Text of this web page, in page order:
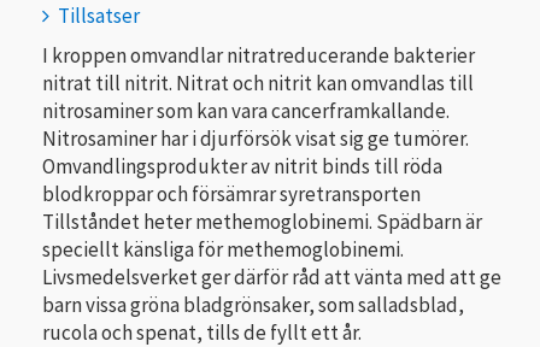
Tillsatser
I kroppen omvandlar nitratreducerande bakterier
nitrat till nitrit. Nitrat och nitrit kan omvandlas till
nitrosaminer som kan vara cancerframkallande.
Nitrosaminer har i djurförsök visat sig ge tumörer.
Omvandlingsprodukter av nitrit binds till röda
blodkroppar och försämrar syretransporten
Tillståndet heter methemoglobinemi. Spädbarn är
speciellt känsliga för methemoglobinemi.
Livsmedelsverket ger därför råd att vänta med att ge
barn vissa gröna bladgrönsaker, som salladsblad,
rucola och spenat, tills de fyllt ett år.